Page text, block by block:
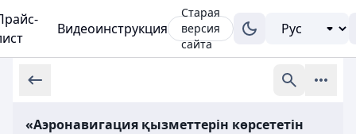
Видеоинструкция
Старая
версия
сайта
«Аэронавигация қызметтерін көрсететін